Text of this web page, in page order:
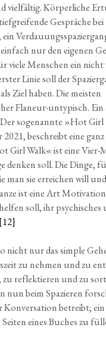
viel­fäl­tig. Kör­per­li­che
Gesprä­che bei
nur den eige­nen
vie­le Men­schen ein
Linie soll der
Ziel haben. Die meis­ten
Fla­neur-unty­pisch.
Der soge­nann­te »Hot Girl
beschreibt eine ganz
Girl Walk« ist eine Vier-
den­ken soll. Die Din­ge,
man sie errei­chen will
ist eine Art
soll, ihr psy­chi­sches
[12]
nicht nur das simp­le
zu neh­men und zu
zu reflek­tie­ren und zu
nun beim Spa­zie­ren
Kon­ver­sa­ti­on betreibt;
eines Buches zu